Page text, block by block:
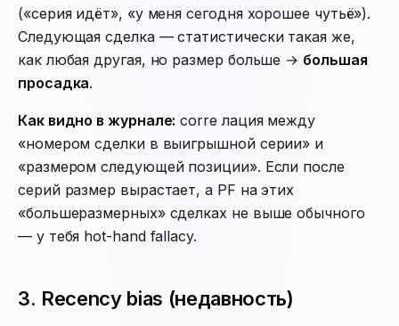
(«серия идёт», «у меня сегодня хорошее чутьё»).
Следующая сделка — статистически такая же,
как любая другая, но размер больше → большая
просадка.
Как видно в журнале: corre лация между
«номером сделки в выигрышной серии» и
«размером следующей позиции». Если после
серий размер вырастает, а PF на этих
«большеразмерных» сделках не выше обычного
— у тебя hot-hand fallacy.
3. Recency bias (недавность)